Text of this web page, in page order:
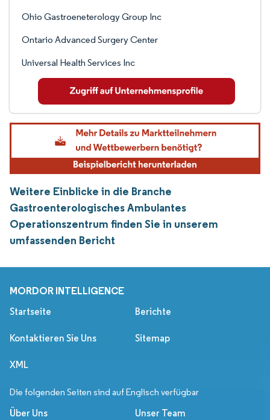
Ohio Gastroeneterology Group Inc
Ontario Advanced Surgery Center
Universal Health Services Inc
Weitere Einblicke in die Branche
Gastroenterologisches Ambulantes
Operationszentrum finden Sie in unserem
umfassenden Bericht
MORDOR INTELLIGENCE
Startseite Berichte
Kontaktieren Sie Uns Sitemap
XML
Die folgenden Seiten sind auf Englisch verfügbar
Über Uns Unser Team